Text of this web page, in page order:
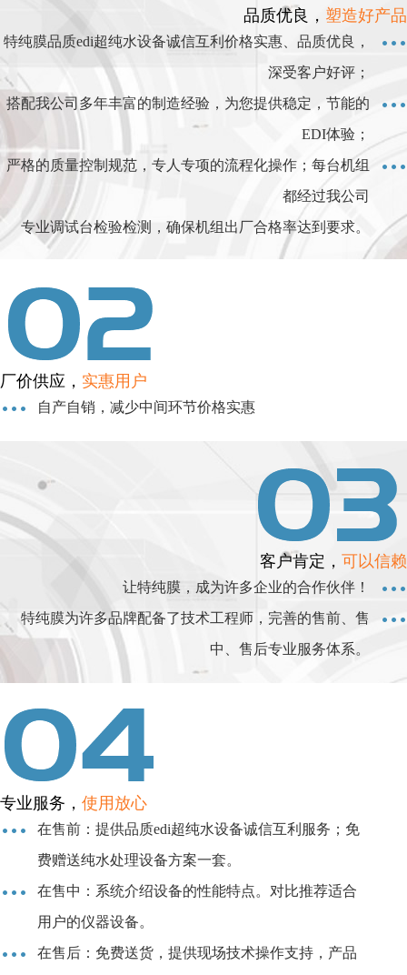
品质优良， 塑造好产品
特纯膜品质edi超纯水设备诚信互利价格实惠、品质优良，
深受客户好评；
搭配我公司多年丰富的制造经验，为您提供稳定，节能的
EDI体验；
严格的质量控制规范，专人专项的流程化操作；每台机组
都经过我公司
专业调试台检验检测，确保机组出厂合格率达到要求。
厂价供应， 实惠用户
自产自销，减少中间环节价格实惠
客户肯定， 可以信赖
让特纯膜，成为许多企业的合作伙伴！
特纯膜为许多品牌配备了技术工程师，完善的售前、售
中、售后专业服务体系。
专业服务， 使用放心
在售前：提供品质edi超纯水设备诚信互利服务；免
费赠送纯水处理设备方案一套。
在售中：系统介绍设备的性能特点。对比推荐适合
用户的仪器设备。
在售后：免费送货，提供现场技术操作支持，产品